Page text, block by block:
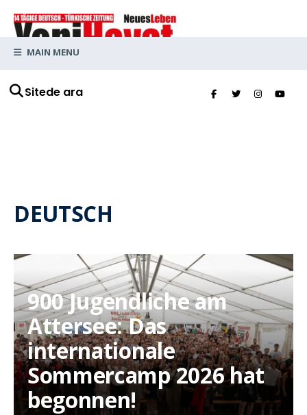
Sitede ara
MAIN MENU
DEUTSCH
900 Jugendliche am
Attersee: Das
internationale
Sommercamp 2026 hat
begonnen!